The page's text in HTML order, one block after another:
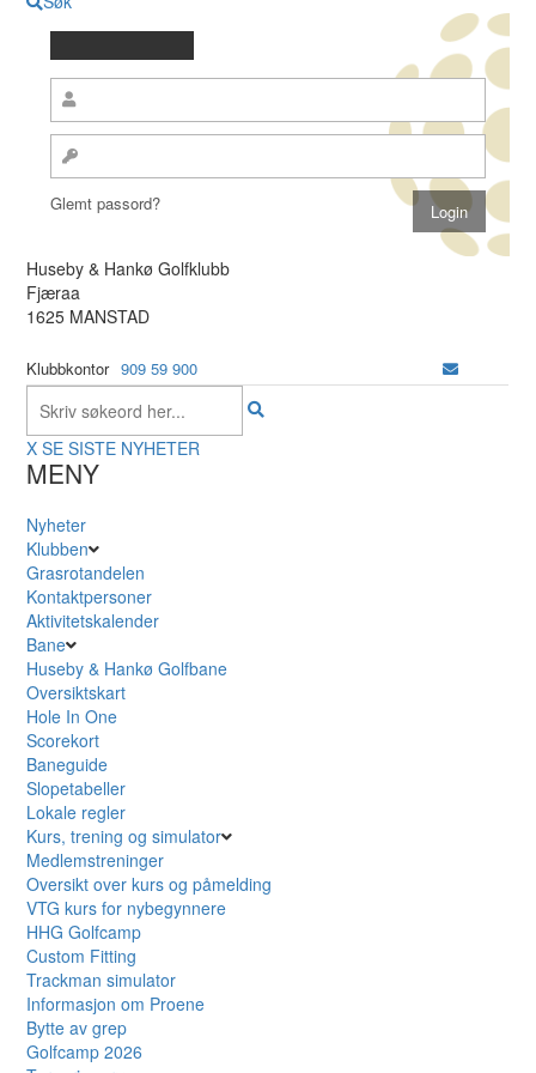
Glemt passord?
Huseby & Hankø Golfklubb
Fjæraa
1625 MANSTAD
Klubbkontor 909 59 900
X SE SISTE NYHETER
MENY
Nyheter
Klubben
Grasrotandelen
Kontaktpersoner
Aktivitetskalender
Bane
Huseby & Hankø Golfbane
Oversiktskart
Hole In One
Scorekort
Baneguide
Slopetabeller
Lokale regler
Kurs, trening og simulator
Medlemstreninger
Oversikt over kurs og påmelding
VTG kurs for nybegynnere
HHG Golfcamp
Custom Fitting
Trackman simulator
Informasjon om Proene
Bytte av grep
Golfcamp 2026